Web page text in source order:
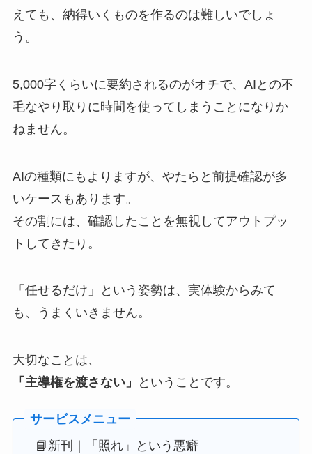
えても、納得いくものを作るのは難しいでしょ
う。
5,000字くらいに要約されるのがオチで、AIとの不
毛なやり取りに時間を使ってしまうことになりか
ねません。
AIの種類にもよりますが、やたらと前提確認が多
いケースもあります。
その割には、確認したことを無視してアウトプッ
トしてきたり。
「任せるだけ」という姿勢は、実体験からみて
も、うまくいきません。
大切なことは、
「主導権を渡さない」
ということです。
📘新刊｜「照れ」という悪癖